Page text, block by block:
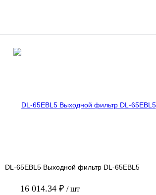
DL-65EBL5 Выходной фильтр DL-65EBL5
16 014.34 ₽ / шт